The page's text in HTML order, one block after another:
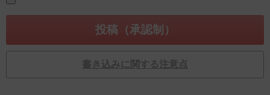
書き込みに関する注意点